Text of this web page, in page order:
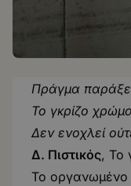
Πράγμα
Το γκρίζο
Δεν ενοχλεί
Δ. Πιστικός, Το
Το οργανωμένο